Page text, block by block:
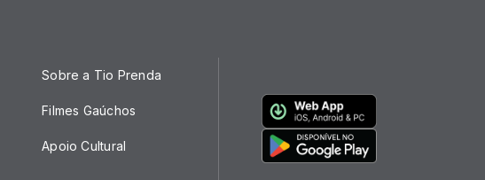
Sobre a Tio Prenda
Filmes Gaúchos
Apoio Cultural